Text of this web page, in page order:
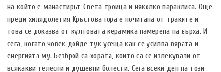
на който е манастирът Света троица и няколко параклиса. Още
преди хилядолетия Кръстова гора е почитана от траките и
това се доказва от култовата керамика намерена на върха. И
сега, когато човек дойде тук усеща как се усилва вярата и
енергията му. Безброй са хората, които са се излекували от
всякакви телесни и душевни болести. Сега всеки ден на този